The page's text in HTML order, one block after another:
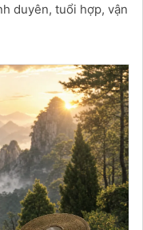
duyên, tuổi hợp, vận